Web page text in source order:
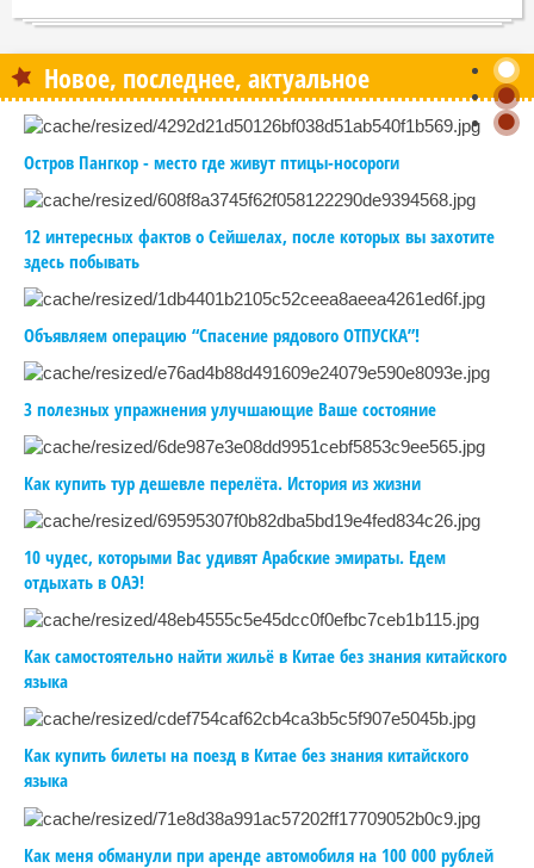
Новое, последнее, актуальное
Остров Пангкор - место где живут птицы-носороги
12 интересных фактов о Сейшелах, после которых вы захотите
здесь побывать
Объявляем операцию “Спасение рядового ОТПУСКА”!
3 полезных упражнения улучшающие Ваше состояние
Как купить тур дешевле перелёта. История из жизни
10 чудес, которыми Вас удивят Арабские эмираты. Едем
отдыхать в ОАЭ!
Как самостоятельно найти жильё в Китае без знания китайского
языка
Как купить билеты на поезд в Китае без знания китайского
языка
Как меня обманули при аренде автомобиля на 100 000 рублей